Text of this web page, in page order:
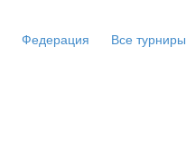
Федерация Все турниры